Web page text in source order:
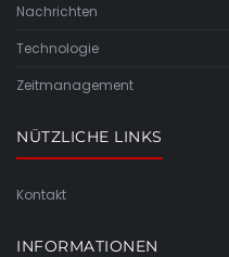
Nachrichten
Technologie
Zeitmanagement
NÜTZLICHE LINKS
Kontakt
INFORMATIONEN